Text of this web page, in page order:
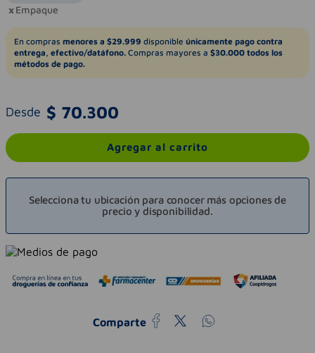
Empaque
En compras menores a $29.999 disponible únicamente pago contra
entrega, efectivo/datáfono. Compras mayores a $30.000 todos los
métodos de pago.
Desde $ 70.300
Agregar al carrito
Selecciona tu ubicación para conocer más opciones de
precio y disponibilidad.
Comparte